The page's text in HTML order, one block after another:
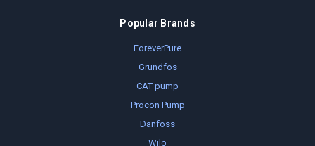
Popular Brands
ForeverPure
Grundfos
CAT pump
Procon Pump
Danfoss
Wilo